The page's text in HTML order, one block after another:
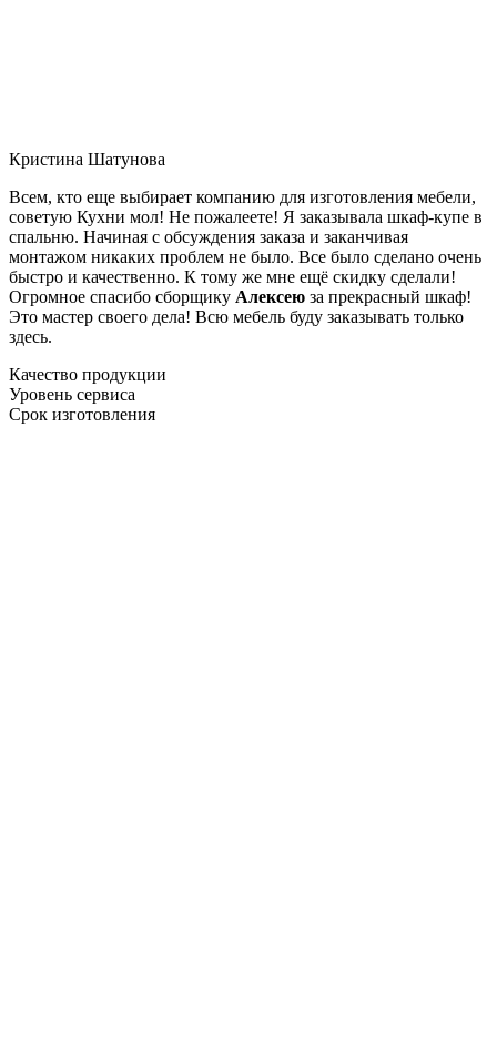
Кристина Шатунова
Всем, кто еще выбирает компанию для изготовления мебели,
советую Кухни мол! Не пожалеете! Я заказывала шкаф-купе в
спальню. Начиная с обсуждения заказа и заканчивая
монтажом никаких проблем не было. Все было сделано очень
быстро и качественно. К тому же мне ещё скидку сделали!
Огромное спасибо сборщику Алексею за прекрасный шкаф!
Это мастер своего дела! Всю мебель буду заказывать только
здесь.
Качество продукции
Уровень сервиса
Срок изготовления